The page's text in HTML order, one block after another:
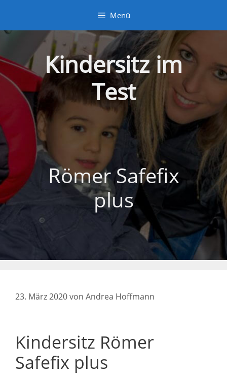
springen
Menü
Kindersitz im
Test
Römer Safefix
plus
23. März 2020von Andrea Hoffmann
Kindersitz Römer
Safefix plus